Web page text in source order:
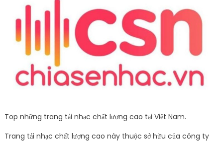
Top những trang tải nhạc chất lượng cao tại Việt Nam.
Trang tải nhạc chất lượng cao này thuộc sở hữu của công ty